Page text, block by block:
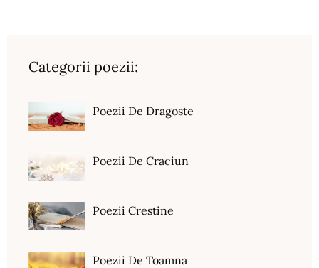
Categorii poezii:
Poezii De Dragoste
Poezii De Craciun
Poezii Crestine
Poezii De Toamna